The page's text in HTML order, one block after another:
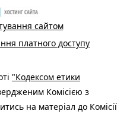
сайтом
платного доступу
"Кодексом етики
Комісією з
на матеріал до Комісії